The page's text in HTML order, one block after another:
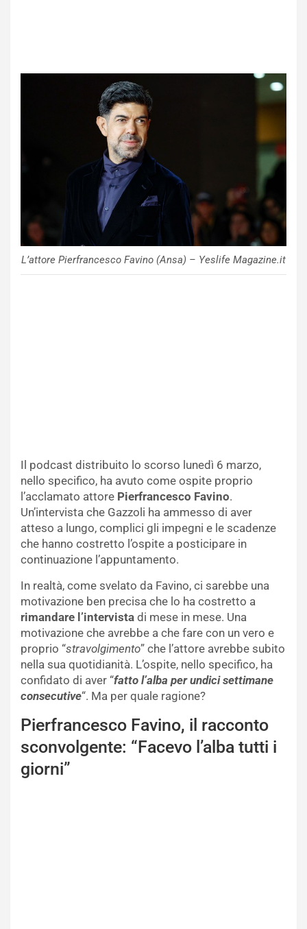
L’attore Pierfrancesco Favino (Ansa) – Yeslife Magazine.it
Il podcast distribuito lo scorso lunedì 6 marzo,
nello specifico, ha avuto come ospite proprio
l’acclamato attore Pierfrancesco Favino.
Un’intervista che Gazzoli ha ammesso di aver
atteso a lungo, complici gli impegni e le scadenze
che hanno costretto l’ospite a posticipare in
continuazione l’appuntamento.
In realtà, come svelato da Favino, ci sarebbe una
motivazione ben precisa che lo ha costretto a
rimandare l’intervista di mese in mese. Una
motivazione che avrebbe a che fare con un vero e
proprio “stravolgimento” che l’attore avrebbe subito
nella sua quotidianità. L’ospite, nello specifico, ha
confidato di aver “fatto l’alba per undici settimane
consecutive“. Ma per quale ragione?
Pierfrancesco Favino, il racconto
sconvolgente: “Facevo l’alba tutti i
giorni”